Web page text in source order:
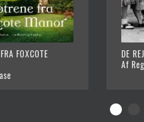
FOXCOTE
DE
Af